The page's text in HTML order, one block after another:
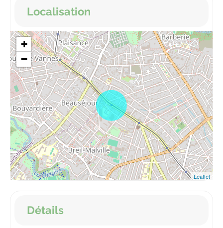
Localisation
+
−
Leaflet
Détails